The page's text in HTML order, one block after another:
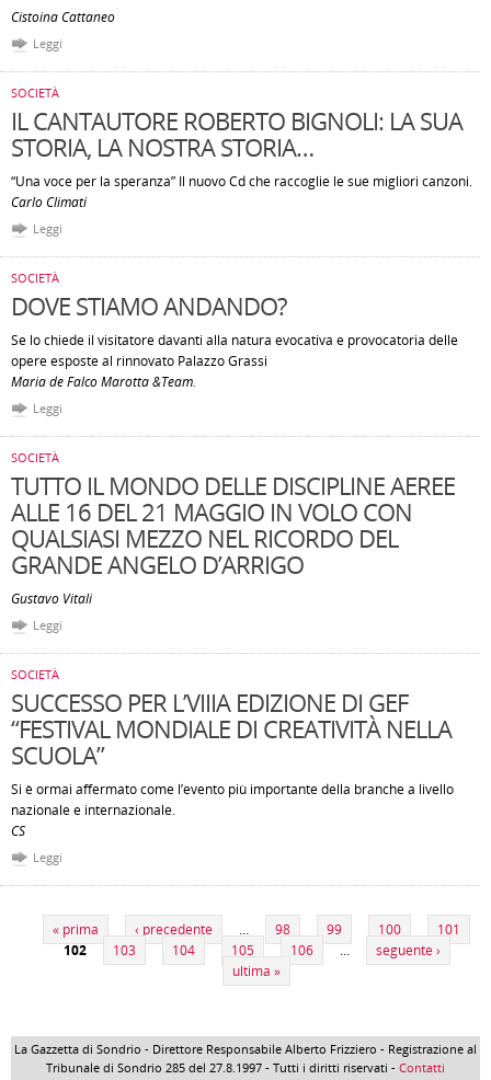
Cistoina Cattaneo
Leggi
SOCIETÀ
IL CANTAUTORE ROBERTO BIGNOLI: LA SUA
STORIA, LA NOSTRA STORIA…
“Una voce per la speranza” Il nuovo Cd che raccoglie le sue migliori canzoni.
Carlo Climati
Leggi
SOCIETÀ
DOVE STIAMO ANDANDO?
Se lo chiede il visitatore davanti alla natura evocativa e provocatoria delle
opere esposte al rinnovato Palazzo Grassi
Maria de Falco Marotta &Team.
Leggi
SOCIETÀ
TUTTO IL MONDO DELLE DISCIPLINE AEREE
ALLE 16 DEL 21 MAGGIO IN VOLO CON
QUALSIASI MEZZO NEL RICORDO DEL
GRANDE ANGELO D’ARRIGO
Gustavo Vitali
Leggi
SOCIETÀ
SUCCESSO PER L’VIIIA EDIZIONE DI GEF
“FESTIVAL MONDIALE DI CREATIVITÀ NELLA
SCUOLA”
Si è ormai affermato come l’evento più importante della branche a livello
nazionale e internazionale.
CS
Leggi
« prima ‹ precedente … 98 99 100
101
102
103 104 105 106 …
seguente ›
ultima »
La Gazzetta di Sondrio - Direttore Responsabile Alberto Frizziero - Registrazione al
Tribunale di Sondrio 285 del 27.8.1997 - Tutti i diritti riservati - Contatti